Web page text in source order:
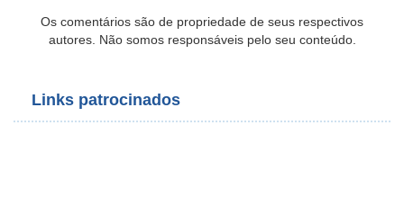
Os comentários são de propriedade de seus respectivos
autores. Não somos responsáveis pelo seu conteúdo.
Links patrocinados